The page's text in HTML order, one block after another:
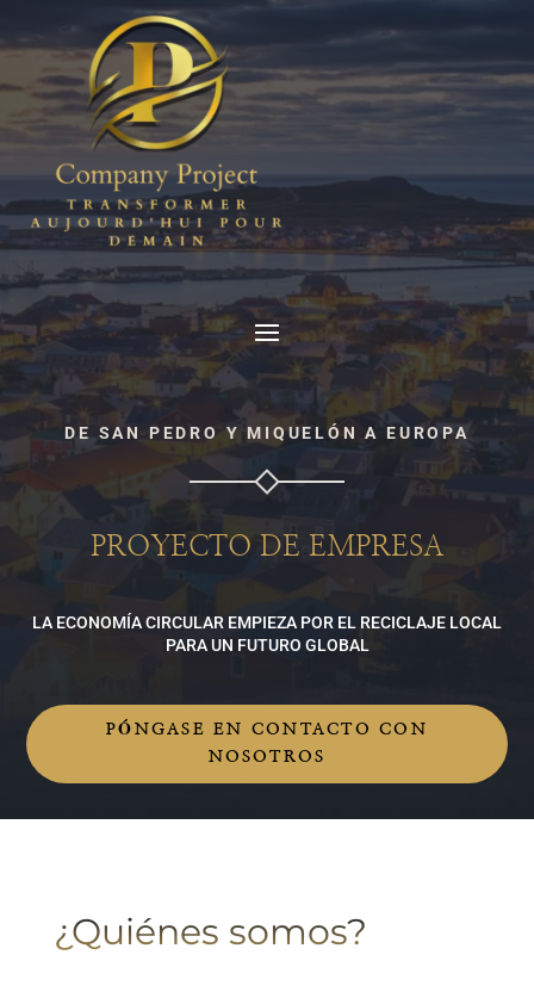
DE SAN PEDRO Y MIQUELÓN A EUROPA
PROYECTO DE EMPRESA
LA ECONOMÍA CIRCULAR EMPIEZA POR EL RECICLAJE LOCAL
PARA UN FUTURO GLOBAL
PÓNGASE EN CONTACTO CON
NOSOTROS
¿Quiénes somos?